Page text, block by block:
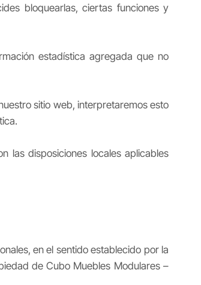
bloquearlas, ciertas funciones y
estadística agregada que no
sitio web, interpretaremos esto
las disposiciones locales aplicables
en el sentido establecido por la
de Cubo Muebles Modulares –